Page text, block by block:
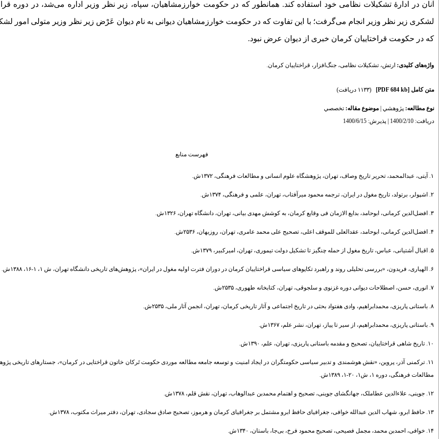
آنان در ادارۀ تشکیلات نظامی خود استفاده کند. همانطور که در حکومت خوارزمشاهیان، سپاه، زیر نظر وزیر اداره می‌شد، در دوره
لشکری زیر نظر وزیر انجام می‌گرفت؛ با این تفاوت که در حکومت خوارزمشاهیان دیوانی به نام دیوان عَرْض زیر نظر وزیر متولی امور
که در حکومت قراختاییان کرمان خبری از دیوان عرض نبود.
واژه‌های کلیدی: ارتش، تشکیلات نظامی، جنگ‌افزار ، قراختاییان کرمان.
متن کامل [PDF 684 kb] (۱۱۳۳ دریافت)
نوع مطالعه: پژوهشي موضوع مقاله: تخصصي
دریافت: 1400/2/10 | پذیرش: 1400/6/15
فهرست منابع
۱. آیتی، عبدالمحمد، تحریر تاریخ وصاف، تهران، پژوهشگاه علوم انسانی و مطالعات فرهنگی، ۱۳۷۲ش.
۲. اشپولر، برتولد، تاریخ مغول در ایران، ترجمه محمود میرآفتاب، تهران، علمی و فرهنگی، ۱۳۷۴ش.
۳. افضل‌الدین کرمانی، ابوحامد، بدایع الازمان فی وقایع کرمان، به کوشش مهدی بیانی، تهران، دانشگاه تهران، ۱۳۲۶ش.
۴. افضل‌الدین کرمانی، ابوحامد، عقدالعلی للموقف اعلی، تصحیح علی محمد عامری، تهران، روزبهان، ۲۵۳۶ش.
۵. اقبال آشتیانی، عباس، تاریخ مغول از حمله چنگیز تا تشکیل دولت تیموری، تهران، امیرکبیر، ۱۳۷۹ش.
۶. الهیاری، فریدون، «بررسی تحلیلی روند و راهبرد تکاپوهای سیاسی قراختاییان کرمان در دوران فترت اولیه مغول در ایران»، پژوهش‌های تاریخی دانشگاه تهران، ش ۱، ۱-۱۶، ۱۳۸۸ش.
۷. انوری، حسن، اصطلاحات دیوانی دوره غزنوی و سلجوقی، تهران، کتابخانه طهوری، ۲۵۳۵ش.
۸. باستانی پاریزی، محمدابراهیم، وادی هفتواد بحثی در تاریخ اجتماعی و آثار تاریخی کرمان، تهران، انجمن آثار ملی، ۲۵۳۵ش.
۹. باستانی پاریزی، محمدابراهیم، از سیر تا پیاز، تهران، نشر علم، ۱۳۶۷ش.
۱۰. تاریخ شاهی قراختاییان، تصحیح و مقدمه باستانی پاریزی، تهران، علم، ۱۳۹۰ش.
۱۱. ترکمنی آذر، پروین، «نقش هوشمندی و تدبیر سیاسی حکومتگران در ایجاد امنیت و توسعه جامعه مطالعه موردی حکومت تَرکان خاتون قراختایی در کرمان»، جستارهای تاریخی
مطالعات فرهنگی، دوره ۱، ش۱، ۲۰-۱، ۱۳۸۹ش.
۱۲. جوینی، علاءالدین عطاملک، جهانگشای جوینی، تصحیح و اهتمام محمدبن عبدالوهاب، تهران، نقش قلم، ۱۳۷۸ش.
۱۳. حافظ ابرو، شهاب الدین عبدالله خوافی، جغرافیای حافظ ابرو مشتمل بر جغرافیای کرمان و هرموز، تصحیح صادق سجادی، تهران، دفتر میراث مکتوب، ۱۳۷۸ش.
۱۴. خوافی، احمدبن محمد، مجمل فصیحی، تصحیح محمود فرخ، بی‌جا، باستان، ۱۳۴۰ش.